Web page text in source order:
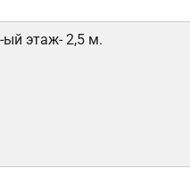
этаж- 2,5 м.